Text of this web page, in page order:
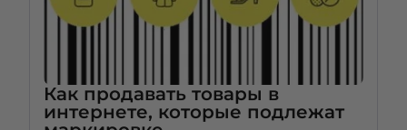
Как продавать товары в
интернете, которые подлежат